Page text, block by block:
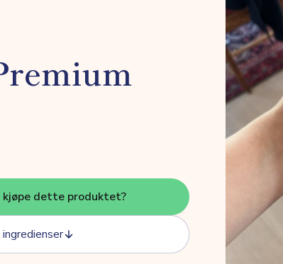
kjøpe dette produktet?
ingredienser